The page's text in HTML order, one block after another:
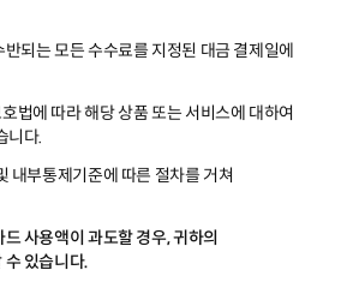
되는 모든 수수료를 지정된 대금 결제일에
법에 따라 해당 상품 또는 서비스에 대하여
니다.
내부통제기준에 따른 절차를 거쳐
사용액이 과도할 경우, 귀하의
있습니다.